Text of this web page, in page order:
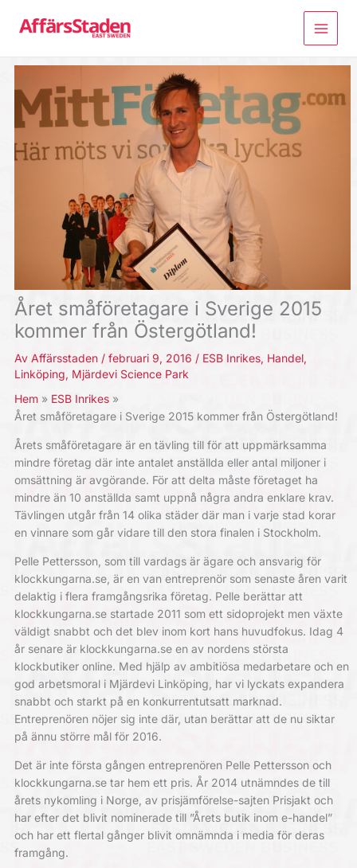
Året småföretagare i Sverige 2015
kommer från Östergötland!
Av Affärsstaden / februari 9, 2016 / ESB Inrikes, Handel,
Linköping, Mjärdevi Science Park
Hem
ESB Inrikes
Året småföretagare i Sverige 2015 kommer från Östergötland!
Årets småföretagare är en tävling till för att uppmärksamma
mindre företag där inte antalet anställda eller antal miljoner i
omsättning är avgörande. För att delta måste företaget ha
mindre än 10 anställda samt uppnå några andra enklare krav.
Tävlingen utgår från 14 olika städer där man i varje stad korar
en vinnare som går vidare till den stora finalen i Stockholm.
Pelle Pettersson, som till vardags är ägare och ansvarig för
klockkungarna.se, är en van entreprenör som senaste åren varit
delaktig i flera framgångsrika företag. Pelle berättar att
klockkungarna.se startade 2011 som ett sidoprojekt men växte
väldigt snabbt och det blev inom kort hans huvudfokus. Idag 4
år senare är klockkungarna.se en av nordens största
klockbutiker online. Med hjälp av ambitiösa medarbetare och en
god arbetsmoral i Mjärdevi Linköping, har vi lyckats expandera
snabbt och starkt på en konkurrentutsatt marknad.
Entreprenören nöjer sig inte där, utan berättar att de nu siktar
på ännu större mål för 2016.
Det är inte första gången entreprenören Pelle Pettersson och
klockkungarna.se tar hem ett pris. År 2014 utnämndes de till
årets nykomling i Norge, av prisjämförelse-sajten Prisjakt och
har efter det blivit nominerade till ”Årets butik inom e-handel”
och har ett flertal gånger blivit omnämnda i media för deras
framgång.